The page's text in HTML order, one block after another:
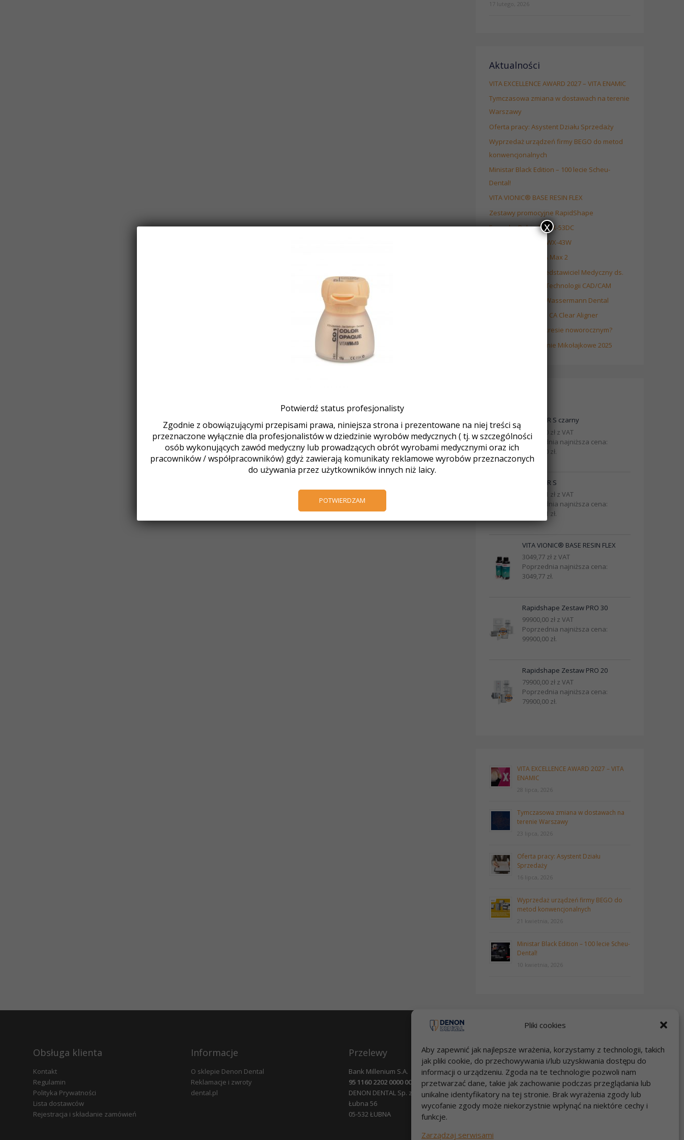
Pliki cookies
Aby zapewnić jak najlepsze wrażenia, korzystamy z technologii, takich
jak pliki cookie, do przechowywania i/lub uzyskiwania dostępu do
informacji o urządzeniu. Zgoda na te technologie pozwoli nam
przetwarzać dane, takie jak zachowanie podczas przeglądania lub
unikalne identyfikatory na tej stronie. Brak wyrażenia zgody lub
wycofanie zgody może niekorzystnie wpłynąć na niektóre cechy i
funkcje.
Zarządzaj serwisami
17 lutego, 2026
Aktualności
VITA EXCELLENCE AWARD 2027 – VITA ENAMIC
Tymczasowa zmiana w dostawach na terenie
Warszawy
Oferta pracy: Asystent Działu Sprzedaży
Wyprzedaż urządzeń firmy BEGO do metod
konwencjonalnych
Ministar Black Edition – 100 lecie Scheu-
Dental!
VITA VIONIC® BASE RESIN FLEX
Zestawy promocyjne RapidShape
Frezarka Roland DWX-53DC
Frezarka Roland DWX-43W
Drukarka 3D ASIGA Max 2
Oferta pracy – Przedstawiciel Medyczny ds.
Implantologii oraz Technologii CAD/CAM
Nowe urządzenia Wassermann Dental
Kursy certyfikujące CA Clear Aligner
Jak pracujemy w okresie noworocznym?
Fotorelacja Spotkanie Mikołajkowe 2025
MINISTAR S czarny
10900,00 złz VAT
Poprzednia najniższa cena:
10900,00 zł.
MINISTAR S
10200,01 złz VAT
Poprzednia najniższa cena:
10200,01 zł.
VITA VIONIC® BASE RESIN FLEX
3049,77 złz VAT
Poprzednia najniższa cena:
3049,77 zł.
Rapidshape Zestaw PRO 30
99900,00 złz VAT
Poprzednia najniższa cena:
99900,00 zł.
Rapidshape Zestaw PRO 20
79900,00 złz VAT
Poprzednia najniższa cena:
79900,00 zł.
VITA EXCELLENCE AWARD 2027 – VITA
ENAMIC
28 lipca, 2026
Tymczasowa zmiana w dostawach na
terenie Warszawy
23 lipca, 2026
Oferta pracy: Asystent Działu
Sprzedaży
16 lipca, 2026
Wyprzedaż urządzeń firmy BEGO do
metod konwencjonalnych
21 kwietnia, 2026
Ministar Black Edition – 100 lecie Scheu-
Dental!
10 kwietnia, 2026
Obsługa klienta
Kontakt
Regulamin
Polityka Prywatności
Lista dostawców
Rejestracja i składanie zamówień
Informacje
O sklepie Denon Dental
Reklamacje i zwroty
dental.pl
Przelewy
Bank Millenium S.A.
95 1160 2202 0000 0000 2812 4826
DENON DENTAL Sp. z o.o.
Łubna 56
05-532 ŁUBNA
Szybki kontakt
Zadzwoń 22 717 58 70
pon-pt godz.9:00-17:00
e-mail: info@dental.pl
Potwierdź status profesjonalisty
Zgodnie z obowiązującymi przepisami prawa, niniejsza strona i prezentowane na niej treści są
przeznaczone wyłącznie dla profesjonalistów w dziedzinie wyrobów medycznych ( tj. w szczególności
osób wykonujących zawód medyczny lub prowadzących obrót wyrobami medycznymi oraz ich
pracowników / współpracowników) gdyż zawierają komunikaty reklamowe wyrobów przeznaczonych
do używania przez użytkowników innych niż laicy.
POTWIERDZAM
x